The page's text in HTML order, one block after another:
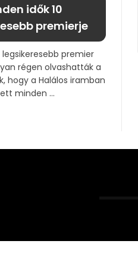
idők 10
premierje
premier
régen olvashatták a
hogy a Halálos iramban
minden ...